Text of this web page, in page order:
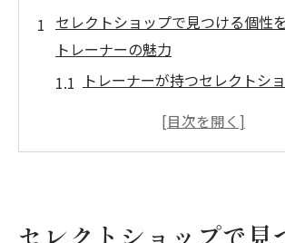
セレクトショップで見つける個性
トレーナーの魅力
トレーナーが持つセレクトシ
ディテールに込められたセレ
るスタイルの幅